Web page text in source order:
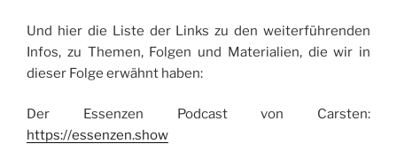
Und hier die Liste der Links zu den weiterführenden
Infos, zu Themen, Folgen und Materialien, die wir in
dieser Folge erwähnt haben:
Der Essenzen Podcast von Carsten:
https://essenzen.show